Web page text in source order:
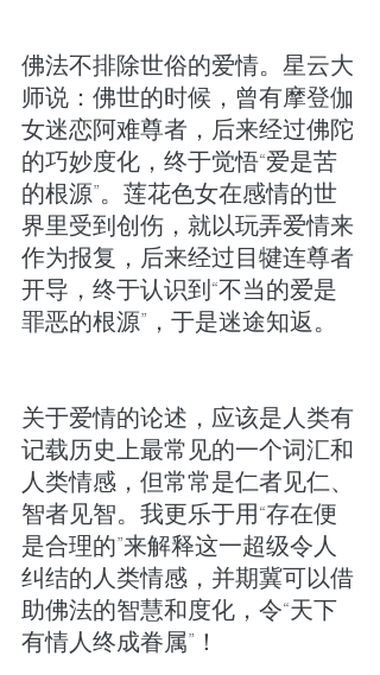
佛法不排除世俗的爱情。星云大
师说：佛世的时候，曾有摩登伽
女迷恋阿难尊者，后来经过佛陀
的巧妙度化，终于觉悟“爱是苦
的根源”。莲花色女在感情的世
界里受到创伤，就以玩弄爱情来
作为报复，后来经过目犍连尊者
开导，终于认识到“不当的爱是
罪恶的根源”，于是迷途知返。
关于爱情的论述，应该是人类有
记载历史上最常见的一个词汇和
人类情感，但常常是仁者见仁、
智者见智。我更乐于用“存在便
是合理的”来解释这一超级令人
纠结的人类情感，并期冀可以借
助佛法的智慧和度化，令“天下
有情人终成眷属”！